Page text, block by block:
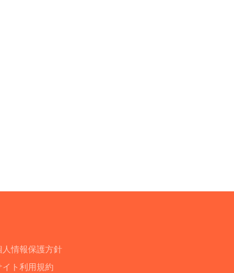
人情報保護方針
イト利用規約